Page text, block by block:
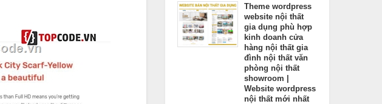
Theme wordpress
website nội thất
gia dụng phù hợp
kinh doanh cửa
hàng nội thất gia
đình nội thất văn
phòng nội thất
showroom |
Website wordpress
nội thất mới nhất